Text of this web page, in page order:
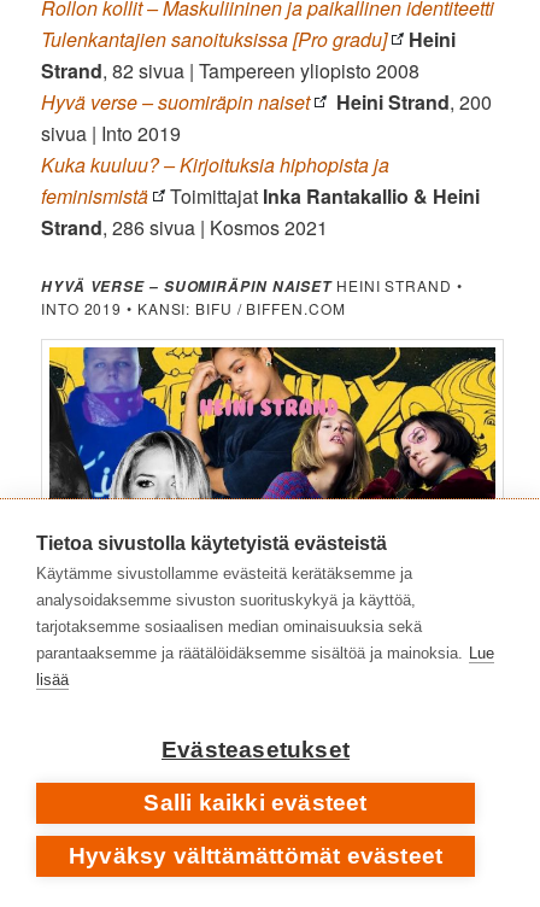
Rollon kollit – Maskuliininen ja paikallinen identiteetti
Tulenkantajien sanoituksissa [Pro gradu]
Heini
Strand, 82 sivua | Tampereen yliopisto 2008
Hyvä verse – suomiräpin naiset
Heini Strand, 200
sivua | Into 2019
Kuka kuuluu? – Kirjoituksia hiphopista ja
feminismistä
Toimittajat Inka Rantakallio & Heini
Strand, 286 sivua | Kosmos 2021
HYVÄ VERSE – SUOMIRÄPIN NAISETHEINI STRAND •
INTO 2019 • KANSI: BIFU / BIFFEN.COM
Tietoa sivustolla käytetyistä evästeistä
Käytämme sivustollamme evästeitä kerätäksemme ja
analysoidaksemme sivuston suorituskykyä ja käyttöä,
tarjotaksemme sosiaalisen median ominaisuuksia sekä
parantaaksemme ja räätälöidäksemme sisältöä ja mainoksia. Lue
lisää
Evästeasetukset
Salli kaikki evästeet
Hyväksy välttämättömät evästeet